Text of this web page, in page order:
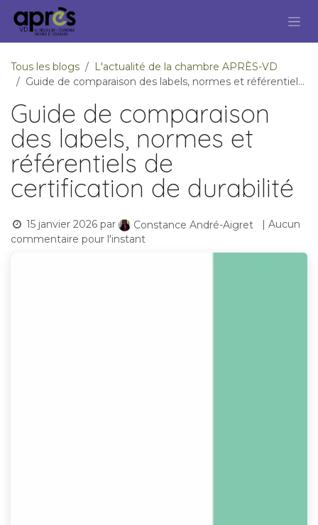
Se rendre au contenu
Tous les blogs
L'actualité de la chambre APRÈS-VD
Guide de comparaison des labels, normes et référentiels de certification de durabilité
Guide de comparaison
des labels, normes et
référentiels de
certification de durabilité
15 janvier 2026 par Constance André-Aigret
| Aucun
commentaire pour l'instant